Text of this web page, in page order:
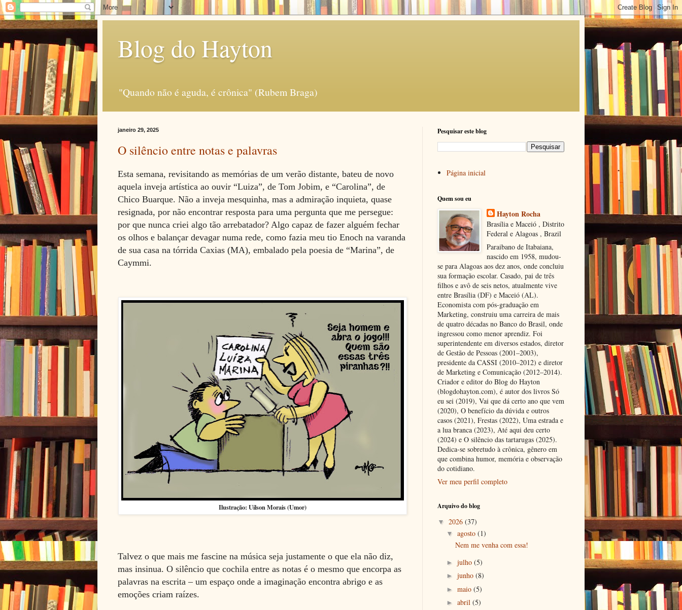
Blog do Hayton
"Quando não é aguda, é crônica" (Rubem Braga)
janeiro 29, 2025
O silêncio entre notas e palavras
Esta semana, revisitando as memórias de um verão distante, bateu de novo
aquela inveja artística ao ouvir “Luiza”, de Tom Jobim, e “Carolina”, de
Chico Buarque. Não a inveja mesquinha, mas a admiração inquieta, quase
resignada, por não encontrar resposta para uma pergunta que me persegue:
por que nunca criei algo tão arrebatador? Algo capaz de fazer alguém fechar
os olhos e balançar devagar numa rede, como fazia meu tio Enoch na varanda
de sua casa na tórrida Caxias (MA), embalado pela poesia de “Marina”, de
Caymmi.
Ilustração: Uilson Morais (Umor)
Talvez o que mais me fascine na música seja justamente o que ela não diz,
mas insinua. O silêncio que cochila entre as notas é o mesmo que encorpa as
palavras na escrita – um espaço onde a imaginação encontra abrigo e as
emoções criam raízes.
Pesquisar este blog
Página inicial
Quem sou eu
Hayton Rocha
Brasília e Maceió , Distrito
Federal e Alagoas , Brazil
Paraibano de Itabaiana,
nascido em 1958, mudou-
se para Alagoas aos dez anos, onde concluiu
sua formação escolar. Casado, pai de três
filhos e avô de seis netos, atualmente vive
entre Brasília (DF) e Maceió (AL).
Economista com pós-graduação em
Marketing, construiu uma carreira de mais
de quatro décadas no Banco do Brasil, onde
ingressou como menor aprendiz. Foi
superintendente em diversos estados, diretor
de Gestão de Pessoas (2001–2003),
presidente da CASSI (2010–2012) e diretor
de Marketing e Comunicação (2012–2014).
Criador e editor do Blog do Hayton
(blogdohayton.com), é autor dos livros Só
eu sei (2019), Vai que dá certo ano que vem
(2020), O benefício da dúvida e outros
casos (2021), Frestas (2022), Uma estrada e
a lua branca (2023), Até aqui deu certo
(2024) e O silêncio das tartarugas (2025).
Dedica-se sobretudo à crônica, gênero em
que combina humor, memória e observação
do cotidiano.
Ver meu perfil completo
Arquivo do blog
▼ 2026 (37)
▼ agosto (1)
Nem me venha com essa!
► julho (5)
► junho (8)
► maio (5)
► abril (5)